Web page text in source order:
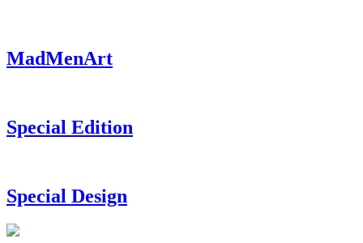
MadMenArt
Special Edition
Special Design